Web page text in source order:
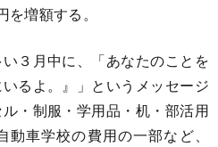
増額する。
３月中に、「あなたのことを
るよ。』」というメッセージ
・制服・学用品・机・部活用
車学校の費用の一部など、